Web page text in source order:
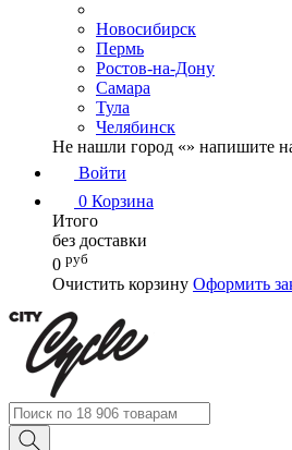
Новосибирск
Пермь
Ростов-на-Дону
Самара
Тула
Челябинск
Не нашли город «» напишите
Войти
0 Корзина
Итого
без доставки
0 руб
Очистить корзину Оформить